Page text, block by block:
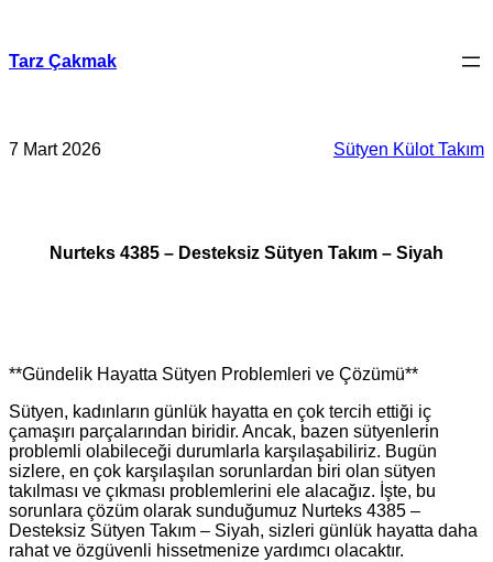
Tarz Çakmak
7 Mart 2026 Sütyen Külot Takım
Nurteks 4385 – Desteksiz Sütyen Takım – Siyah
**Gündelik Hayatta Sütyen Problemleri ve Çözümü**
Sütyen, kadınların günlük hayatta en çok tercih ettiği iç
çamaşırı parçalarından biridir. Ancak, bazen sütyenlerin
problemli olabileceği durumlarla karşılaşabiliriz. Bugün
sizlere, en çok karşılaşılan sorunlardan biri olan sütyen
takılması ve çıkması problemlerini ele alacağız. İşte, bu
sorunlara çözüm olarak sunduğumuz Nurteks 4385 –
Desteksiz Sütyen Takım – Siyah, sizleri günlük hayatta daha
rahat ve özgüvenli hissetmenize yardımcı olacaktır.